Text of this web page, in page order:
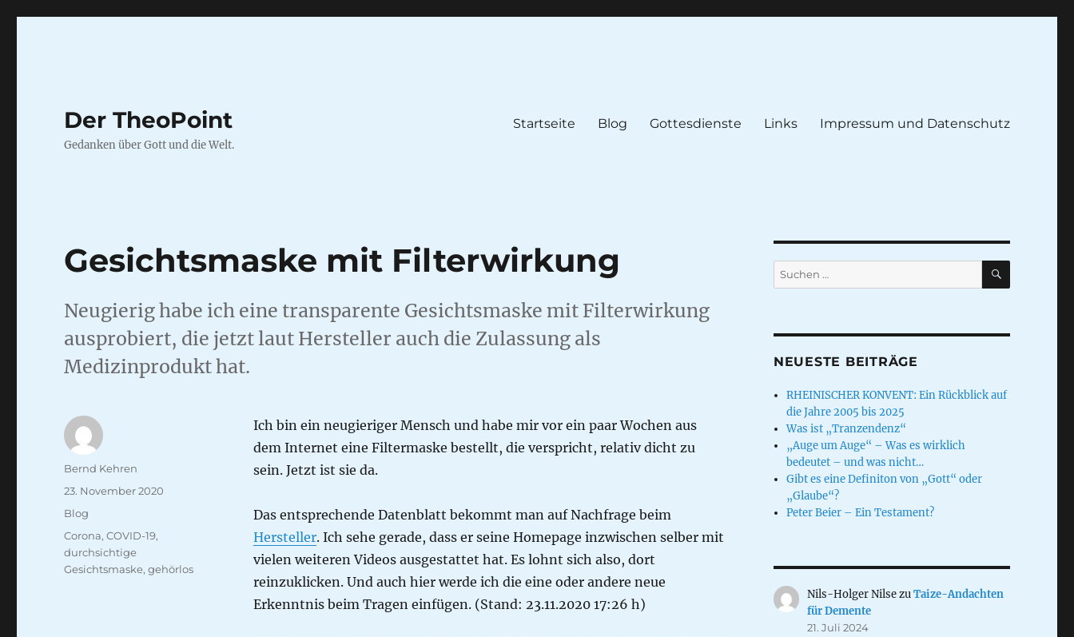
Der TheoPoint
Gedanken über Gott und die Welt.
Startseite Blog Gottesdienste Links Impressum und Datenschutz
Gesichtsmaske mit Filterwirkung
Neugierig habe ich eine transparente Gesichtsmaske mit Filterwirkung
ausprobiert, die jetzt laut Hersteller auch die Zulassung als
Medizinprodukt hat.
Ich bin ein neugieriger Mensch und habe mir vor ein paar Wochen aus
dem Internet eine Filtermaske bestellt, die verspricht, relativ dicht zu
sein. Jetzt ist sie da.
Das entsprechende Datenblatt bekommt man auf Nachfrage beim
Hersteller. Ich sehe gerade, dass er seine Homepage inzwischen selber mit
vielen weiteren Videos ausgestattet hat. Es lohnt sich also, dort
reinzuklicken. Und auch hier werde ich die eine oder andere neue
Erkenntnis beim Tragen einfügen. (Stand: 23.11.2020 17:26 h)
Autor
Bernd Kehren
Veröffentlicht
am
23. November 2020
Kategorien
Blog
Schlagwörter
Corona,COVID-19,
durchsichtige
Gesichtsmaske,gehörlos
Suche
nach:
SUCHEN
NEUESTE BEITRÄGE
RHEINISCHER KONVENT: Ein Rückblick auf
die Jahre 2005 bis 2025
Was ist „Tranzendenz“
„Auge um Auge“ – Was es wirklich
bedeutet – und was nicht…
Gibt es eine Definiton von „Gott“ oder
„Glaube“?
Peter Beier – Ein Testament?
Nils-Holger NilsezuTaize-Andachten
für Demente
21. Juli 2024